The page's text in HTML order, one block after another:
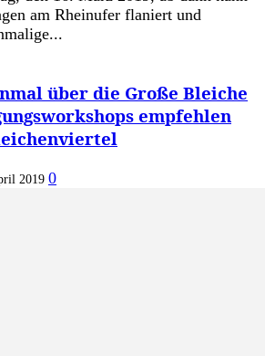
am Rheinufer flaniert und
über die Große Bleiche
empfehlen
2019 0